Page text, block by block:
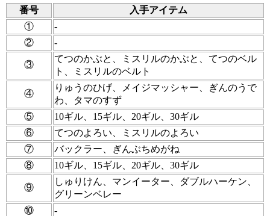
番号
入手アイテム
①
-
②
-
③
てつのかぶと、ミスリルのかぶと、てつのベル
ト、ミスリルのベルト
④
りゅうのひげ、メイジマッシャー、ぎんのうで
わ、タマのすず
⑤
10ギル、15ギル、20ギル、30ギル
⑥
てつのよろい、ミスリルのよろい
⑦
バックラー、ぎんぶちめがね
⑧
10ギル、15ギル、20ギル、30ギル
⑨
しゅりけん、マンイーター、ダブルハーケン、
グリーンベレー
⑩
-